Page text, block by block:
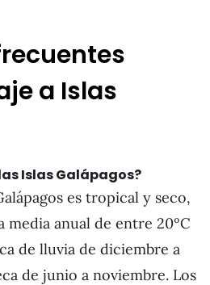
a Islas
Islas Galápagos?
es tropical y seco,
anual de entre 20ºC
de lluvia de diciembre a
de junio a noviembre. Los